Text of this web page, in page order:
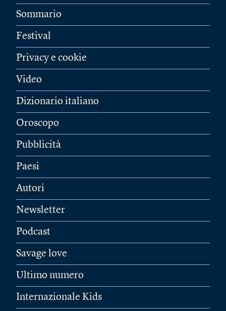
Sommario
Festival
Privacy e cookie
Video
Dizionario italiano
Oroscopo
Pubblicità
Paesi
Autori
Newsletter
Podcast
Savage love
Ultimo numero
Internazionale Kids